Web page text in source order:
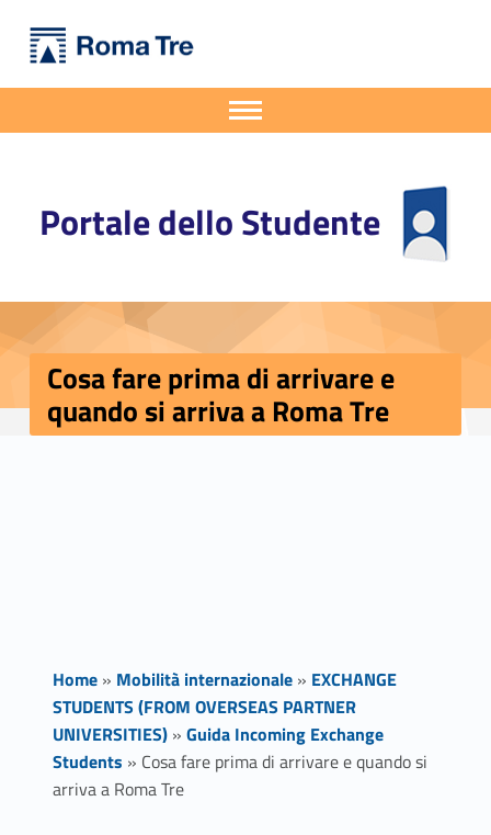
Cosa fare prima di arrivare e quando si arriva a Roma Tre - Portale dello Studente
Portale dello Studente
Apri il menu secondario
Header info sidebar
Cosa fare prima di arrivare e
quando si arriva a Roma Tre
Home» Mobilità internazionale» EXCHANGE
STUDENTS (FROM OVERSEAS PARTNER
UNIVERSITIES)» Guida Incoming Exchange
Students » Cosa fare prima di arrivare e quando si
arriva a Roma Tre